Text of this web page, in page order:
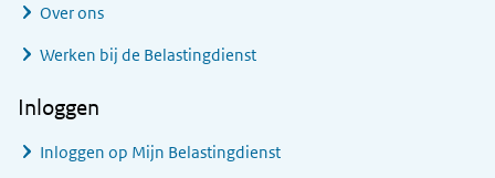
Over ons
Werken bij de Belastingdienst
Inloggen
Inloggen op Mijn Belastingdienst